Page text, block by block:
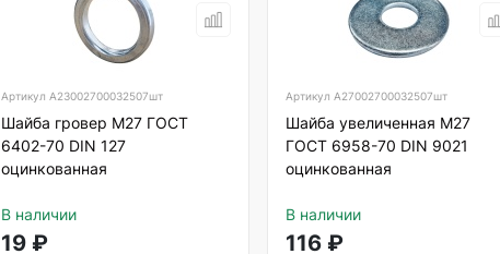
Артикул А23002700032507шт
Шайба гровер М27 ГОСТ
6402-70 DIN 127
оцинкованная
В наличии
19 ₽
Артикул А27002700032507шт
Шайба увеличенная М27
ГОСТ 6958-70 DIN 9021
оцинкованная
В наличии
116₽